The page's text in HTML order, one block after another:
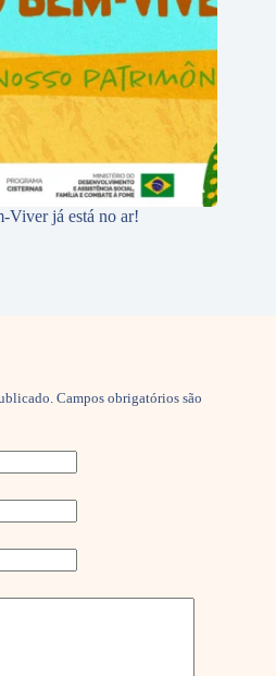
Viver já está no ar!
Campos obrigatórios são